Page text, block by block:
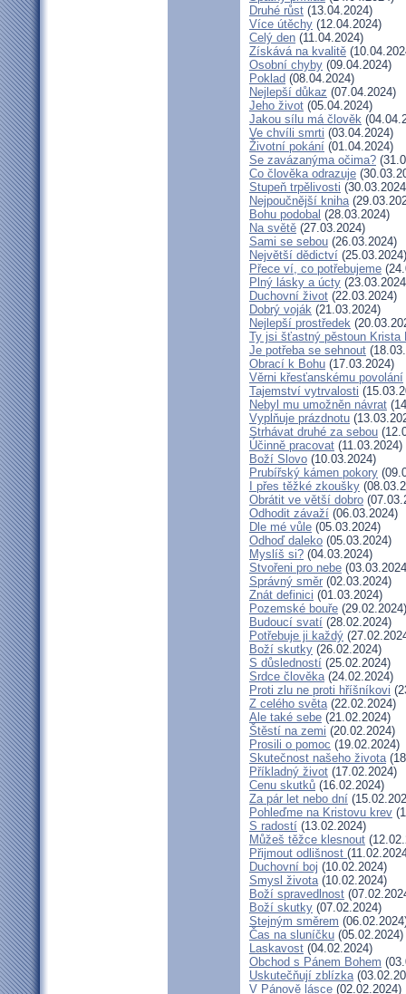
Druhé růst (13.04.2024)
Více útěchy (12.04.2024)
Celý den (11.04.2024)
Získává na kvalitě
Osobní chyby (09.04.2024)
Poklad (08.04.2024)
Nejlepší důkaz (07.04.2024)
Jeho život (05.04.2024)
Jakou sílu má člověk
Ve chvíli smrti (03.04.2024)
Životní pokání (01.04.2024)
Se zavázanýma očima?
Co člověka odrazuje
Stupeň trpělivosti
Nejpoučnější kniha
Bohu podobal (28.03.2024)
Na světě (27.03.2024)
Sami se sebou (26.03.2024)
Největší dědictví (25.03.2024)
Přece ví, co potřebujeme
Plný lásky a úcty
Duchovní život (22.03.2024)
Dobrý voják (21.03.2024)
Nejlepší prostředek
Ty jsi šťastný pěstoun Krista
Je potřeba se sehnout
Obrací k Bohu (17.03.2024)
Věrni křesťanskému povolání
Tajemství vytrvalosti
Nebyl mu umožněn návrat
Vyplňuje prázdnotu
Strhávat druhé za sebou
Účinně pracovat (11.03.2024)
Boží Slovo (10.03.2024)
Prubířský kámen pokory
I přes těžké zkoušky
Obrátit ve větší dobro
Odhodit závaží (06.03.2024)
Dle mé vůle (05.03.2024)
Odhoď daleko (05.03.2024)
Myslíš si? (04.03.2024)
Stvořeni pro nebe
Správný směr (02.03.2024)
Znát definici (01.03.2024)
Pozemské bouře (29.02.2024)
Budoucí svatí (28.02.2024)
Potřebuje ji každý
Boží skutky (26.02.2024)
S důsledností (25.02.2024)
Srdce člověka(24.02.2024)
Proti zlu ne proti hříšníkovi
Z celého světa(22.02.2024)
Ale také sebe (21.02.2024)
Štěstí na zemi (20.02.2024)
Prosili o pomoc (19.02.2024)
Skutečnost našeho života
Příkladný život (17.02.2024)
Cenu skutků (16.02.2024)
Za pár let nebo dní
Pohleďme na Kristovu krev
S radostí (13.02.2024)
Můžeš těžce klesnout
Přijmout odlišnost
Duchovní boj (10.02.2024)
Smysl života(10.02.2024)
Boží spravedlnost
Boží skutky (07.02.2024)
Stejným směrem
Čas na sluníčku (05.02.2024)
Laskavost (04.02.2024)
Obchod s Pánem Bohem
Uskutečňují zblízka
V Pánově lásce (02.02.2024)